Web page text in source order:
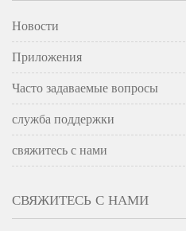
Новости
Приложения
Часто задаваемые вопросы
служба поддержки
свяжитесь с нами
СВЯЖИТЕСЬ С НАМИ